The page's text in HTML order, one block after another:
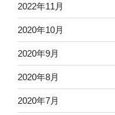
2022年11月
2020年10月
2020年9月
2020年8月
2020年7月